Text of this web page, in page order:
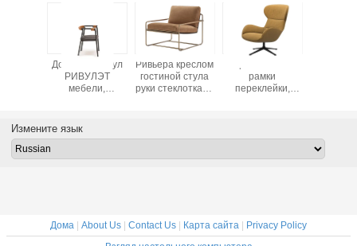
Домашний стул
РИВУЛЭТ
мебели,
гостиной
Ривьера креслом
гостиной стула
руки стеклоткани
рамки
переклейки,
эластичный
Измените язык
Дома About Us Contact Us Карта сайта
Privacy Policy